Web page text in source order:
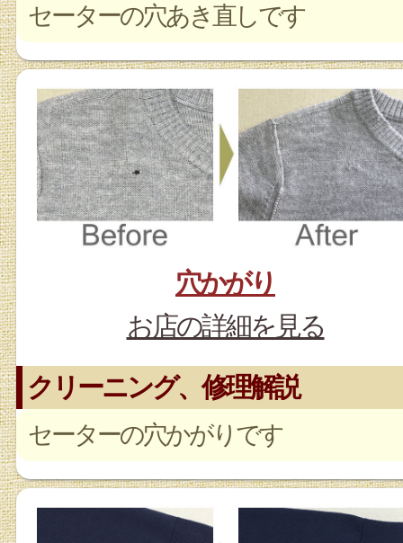
セーターの穴あき直しです
穴かがり
お店の詳細を見る
クリーニング、修理解説
セーターの穴かがりです